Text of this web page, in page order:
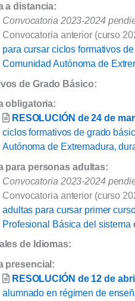
a distancia:
Convocatoria 2023-2024
Convocatoria anterior (curso
para cursar ciclos formativos
Comunidad Autónoma de
de Grado Básico:
obligatoria:
RESOLUCIÓN de 24 de
ciclos formativos de grado
Autónoma de Extremadura,
para personas adultas:
Convocatoria 2023-2024
Convocatoria anterior (curso
adultas para cursar primer
Profesional Básica del
de Idiomas:
presencial:
RESOLUCIÓN de 12 de
alumnado en régimen de